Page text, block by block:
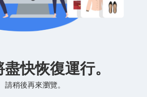
快恢復運行。
請稍後再來瀏覽。